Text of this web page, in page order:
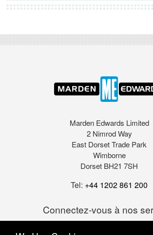
Marden Edwards Limited
2 Nimrod Way
East Dorset Trade Park
Wimborne
Dorset BH21 7SH
Tel: +44 1202 861 200
Connectez-vous à nos